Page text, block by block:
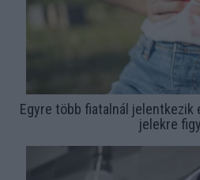
Egyre több fiatalnál jelentkezik
jelekre